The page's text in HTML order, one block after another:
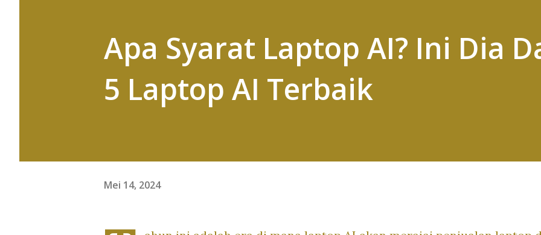
Apa Syarat Laptop AI? Ini Dia
5 Laptop AI Terbaik
Mei 14, 2024